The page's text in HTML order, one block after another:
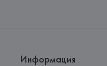
Информация